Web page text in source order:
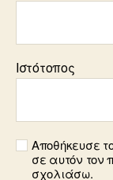
Ιστότοπος
Αποθήκευσε
σε αυτόν τον
σχολιάσω.